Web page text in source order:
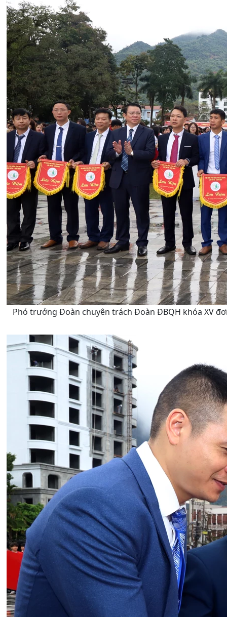
Phó trưởng Đoàn chuyên trách Đoàn ĐBQH khóa XV